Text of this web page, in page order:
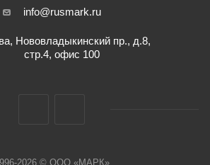
info@rusmark.ru
Нововладыкинский пр., д.8,
стр.4, офис 100
2026 © ООО «МАРК»